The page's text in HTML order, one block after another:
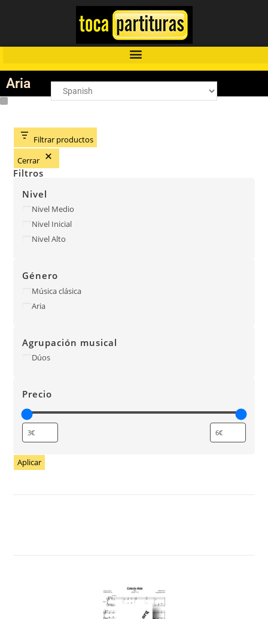
Aria
Filtrar productos
Cerrar
Filtros
Nivel
Nivel Medio
Nivel Inicial
Nivel Alto
Género
Música clásica
Aria
Agrupación musical
Dúos
Precio
Aplicar